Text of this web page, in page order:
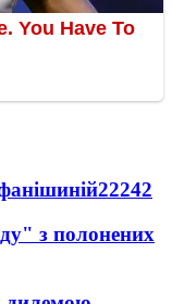
22242
з полонених